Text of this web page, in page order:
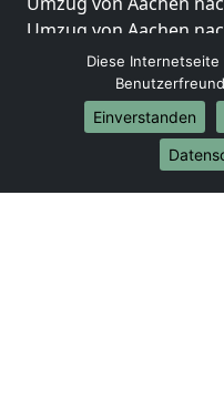
Umzug von Aachen
Umzug von Aachen
Umzug von Aachen
Umzug von Aachen
Internationale-
Umzug von Aachen
Diese
Einverstanden